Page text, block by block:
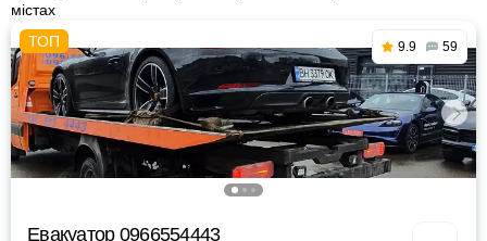
містах
9.9 59
Евакуатор 0966554443